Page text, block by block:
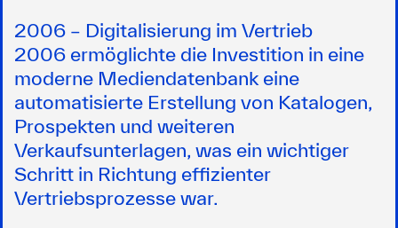
2006 – Digitalisierung im Vertrieb
2006 ermöglichte die Investition in eine
moderne Mediendatenbank eine
automatisierte Erstellung von Katalogen,
Prospekten und weiteren
Verkaufsunterlagen, was ein wichtiger
Schritt in Richtung effizienter
Vertriebsprozesse war.